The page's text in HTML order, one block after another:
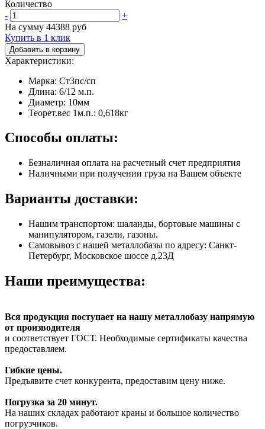
Количество
-
+
На сумму 44388 руб
Купить в 1 клик
Добавить в корзину
Характеристики:
Марка: Ст3пс/сп
Длина: 6/12 м.п.
Диаметр: 10мм
Теорет.вес 1м.п.: 0,618кг
Способы оплаты:
Безналичная оплата на расчетный счет предприятия
Наличными при получении груза на Вашем объекте
Варианты доставки:
Нашим транспортом: шаланды, бортовые машины с
манипулятором, газели, газоны.
Самовывоз с нашей металлобазы по адресу: Санкт-
Петербург, Московское шоссе д.23Д
Наши преимущества:
Вся продукция поступает на нашу металлобазу напрямую
от производителя
и соответствует ГОСТ. Необходимые сертификаты качества
предоставляем.
Гибкие цены.
Предъявите счет конкурента, предоставим цену ниже.
Погрузка за 20 минут.
На наших складах работают краны и большое количество
погрузчиков.